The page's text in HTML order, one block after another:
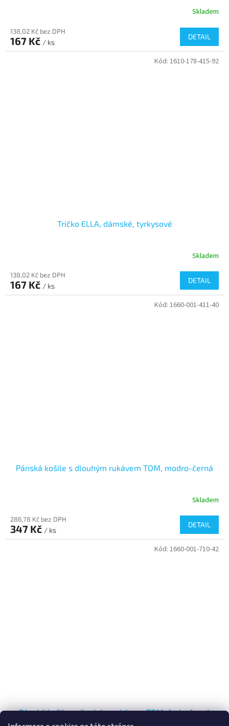
Skladem
138,02 Kč bez DPH
167 Kč / ks
DETAIL
Tričko ELLA, dámské, tyrkysové
Skladem
138,02 Kč bez DPH
167 Kč / ks
DETAIL
Kód: 1610-178-415-92
Pánská košile s dlouhým rukávem TOM, modro-černá
Skladem
286,78 Kč bez DPH
347 Kč / ks
DETAIL
Kód: 1660-001-411-40
Pánská košile s dlouhým rukávem TOM, šedo-černá
Kód: 1660-001-710-42